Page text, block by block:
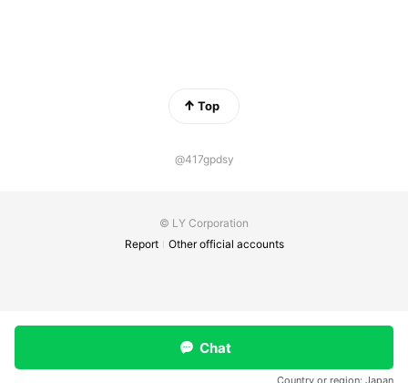
Top
@417gpdsy
© LY Corporation
Report
Other official accounts
Chat
Country or region: Japan